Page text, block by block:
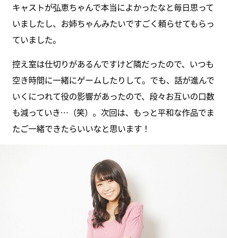
キャストが弘恵ちゃんで本当によかったなと毎日思って
いましたし、お姉ちゃんみたいですごく頼らせてもらっ
ていました。
控え室は仕切りがあるんですけど隣だったので、いつも
空き時間に一緒にゲームしたりして。でも、話が進んで
いくにつれて役の影響があったので、段々お互いの口数
も減っていき…（笑）。次回は、もっと平和な作品でま
たご一緒できたらいいなと思います！